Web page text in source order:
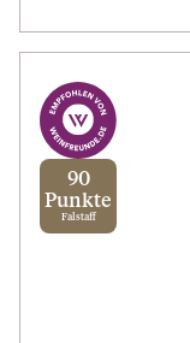
90
Punkte
Falstaff